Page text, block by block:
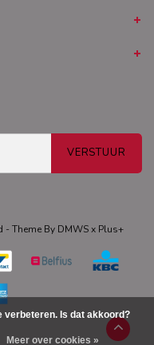
VERSTUUR
- Theme By DMWSx Plus+
verbeteren. Is dat akkoord?
Meer over cookies »